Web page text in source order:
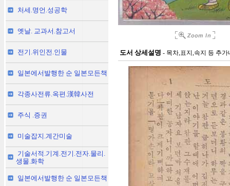
처세.명언.성공학
옛날. 교과서.참고서
전기.위인전.인물
일본에서발행한 순 일본모든책
각종사전류.옥편.漢韓사전
주식 .증권
미술잡지.계간미술
기술서적.기계.전기.전자.물리.
생물.화학
일본에서발행한 순 일본모든책
도서 상세설명 - 목차,표지,속지 등 추가